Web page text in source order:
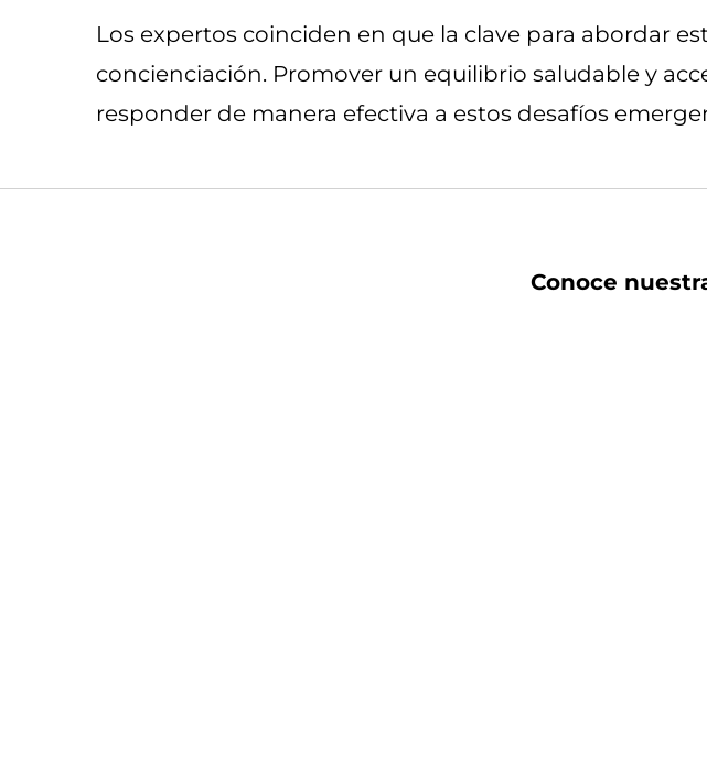
Los expertos coinciden en que la clave para abordar
concienciación. Promover un equilibrio saludable y
responder de manera efectiva a estos desafíos
Conoce